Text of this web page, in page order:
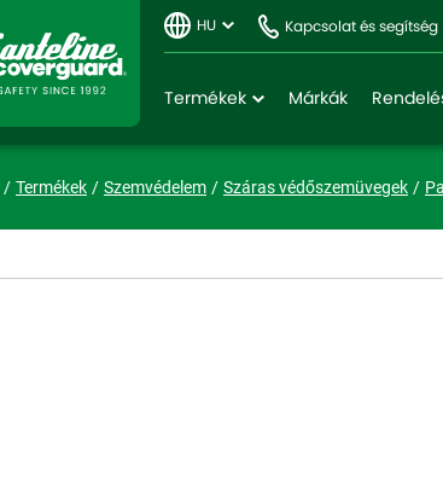
HU Kapcsolat és segítség
Termékek Márkák
Termékek Szemvédelem Száras védőszemüvegek